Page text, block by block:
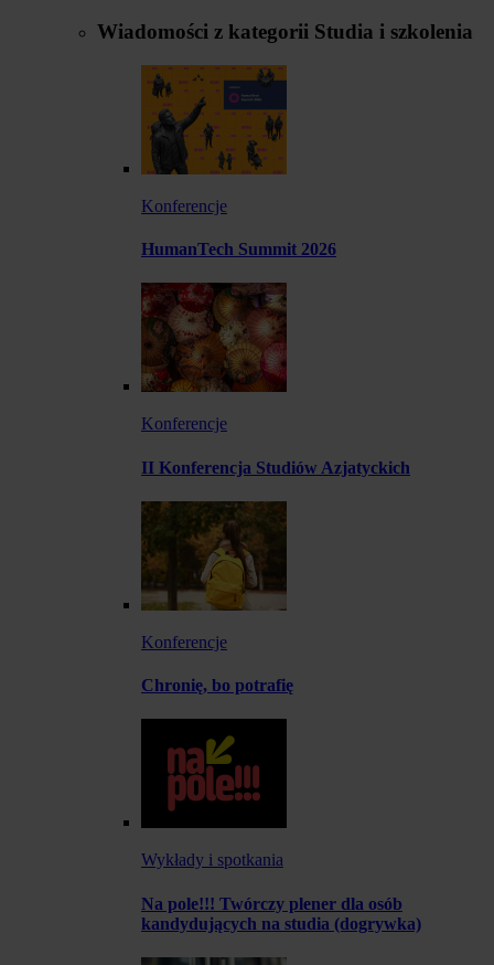
Wiadomości z kategorii Studia i szkolenia
Konferencje
HumanTech Summit 2026
Konferencje
II Konferencja Studiów Azjatyckich
Konferencje
Chronię, bo potrafię
Wykłady i spotkania
Na pole!!! Twórczy plener dla osób
kandydujących na studia (dogrywka)